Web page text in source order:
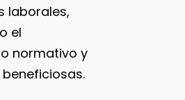
laborales,
el
normativo y